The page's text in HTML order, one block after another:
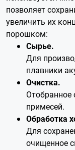
позволяет
увеличить их
порошком:
Сырье.
Для
плавники
Очистка.
Отобранное
примесей.
Обработка
Для
очищенное